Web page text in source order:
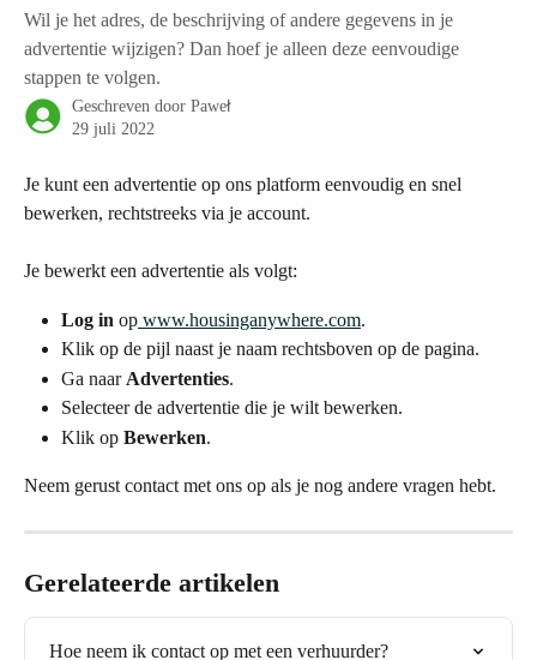
Wil je het adres, de beschrijving of andere gegevens in je
advertentie wijzigen? Dan hoef je alleen deze eenvoudige
stappen te volgen.
Geschreven door Paweł
29 juli 2022
Je kunt een advertentie op ons platform eenvoudig en snel
bewerken, rechtstreeks via je account.
Je bewerkt een advertentie als volgt:
Log in op www.housinganywhere.com.
Klik op de pijl naast je naam rechtsboven op de pagina.
Ga naar Advertenties.
Selecteer de advertentie die je wilt bewerken.
Klik op Bewerken.
Neem gerust contact met ons op als je nog andere vragen hebt.
Gerelateerde artikelen
Hoe neem ik contact op met een verhuurder?